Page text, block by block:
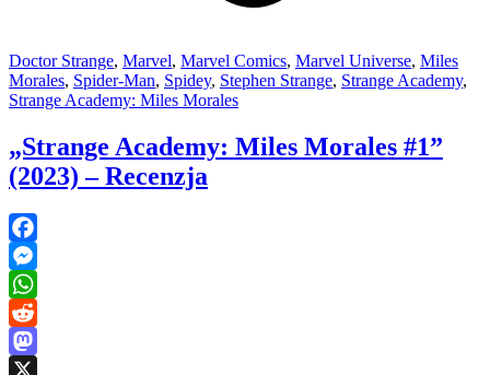
Doctor Strange, Marvel, Marvel Comics, Marvel Universe, Miles
Morales, Spider-Man, Spidey, Stephen Strange, Strange Academy,
Strange Academy: Miles Morales
„Strange Academy: Miles Morales #1”
(2023) – Recenzja
Facebook
Messenger
WhatsApp
Reddit
Mastodon